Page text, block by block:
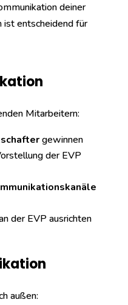
deiner
ist entscheidend für
Mitarbeitern:
gewinnen
der EVP
der EVP ausrichten
außen: